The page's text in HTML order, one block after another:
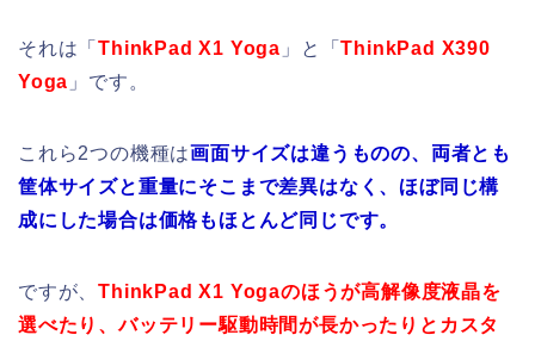
それは「ThinkPad X1 Yoga 」と「ThinkPad X390
Yoga 」です。
これら2つの機種は画面サイズは違うものの、両者とも
筐体サイズと重量にそこまで差異はなく、ほぼ同じ構
成にした場合は価格もほとんど同じです。
ですが、ThinkPad X1 Yogaのほうが高解像度液晶を
選べたり、バッテリー駆動時間が長かったりとカスタ